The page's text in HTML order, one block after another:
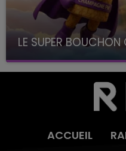
LE SUPER
avec La Famille
ACCUEIL